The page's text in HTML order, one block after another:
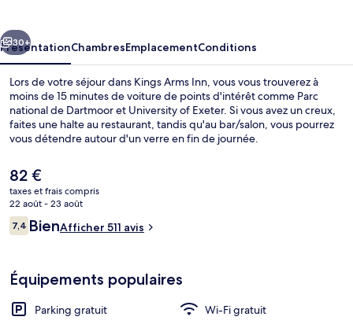
Suivant
30+
PrésentationChambresEmplacementConditions
Lors de votre séjour dans Kings Arms Inn, vous vous trouverez à
moins de 15 minutes de voiture de points d'intérêt comme Parc
national de Dartmoor et University of Exeter. Si vous avez un creux,
faites une halte au restaurant, tandis qu'au bar/salon, vous pourrez
vous détendre autour d'un verre en fin de journée.
Le
prix
actuel
est
de
82 €
taxes et frais compris
22 août - 23 août
Avis
voyageurs
7,47,4 sur 10
BienAfficher 511 avis
Équipements populaires
Parking gratuit
Wi-Fi gratuit